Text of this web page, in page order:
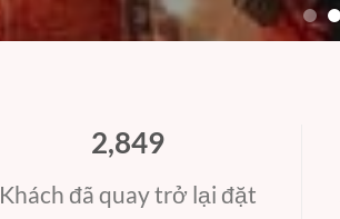
2,890
Khách đã quay trở lại đặt